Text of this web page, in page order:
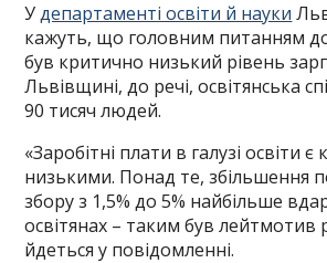
Удепартаменті освіти й науки
кажуть, що головним питанням
був критично низький рівень
Львівщині, до речі, освітянська
90 тисяч людей.
«Заробітні плати в галузі освіти
низькими. Понад те, збільшення
збору з 1,5% до 5% найбільше
освітянах – таким був лейтмотив
йдеться у повідомленні.